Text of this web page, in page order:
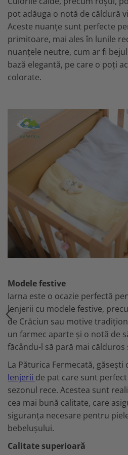
pot adăuga o notă de căldură
Aceste nuanțe sunt perfecte
primitoare, mai ales în lunile
nuanțele neutre, cum ar fi
bază elegantă, pe care o poți
colorate.
Modele festive
Iarna este o ocazie perfectă
lenjerii cu modele festive,
de Crăciun sau motive
un farmec aparte și o notă de
făcându-l să pară mai
La Păturica Fermecată, găsești
lenjerii de pat care sunt
sezonul rece. Acestea sunt
cea mai bună calitate, care
siguranța necesare pentru
bebelușului.
Calitate superioară